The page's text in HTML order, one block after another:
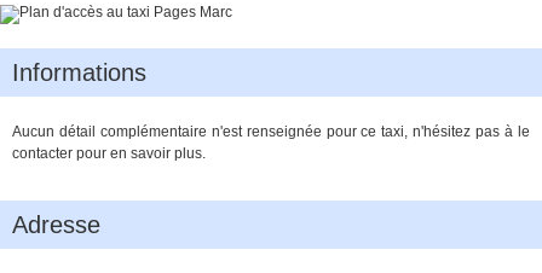
Informations
Aucun détail complémentaire n'est renseignée pour ce taxi, n'hésitez pas à le
contacter pour en savoir plus.
Adresse